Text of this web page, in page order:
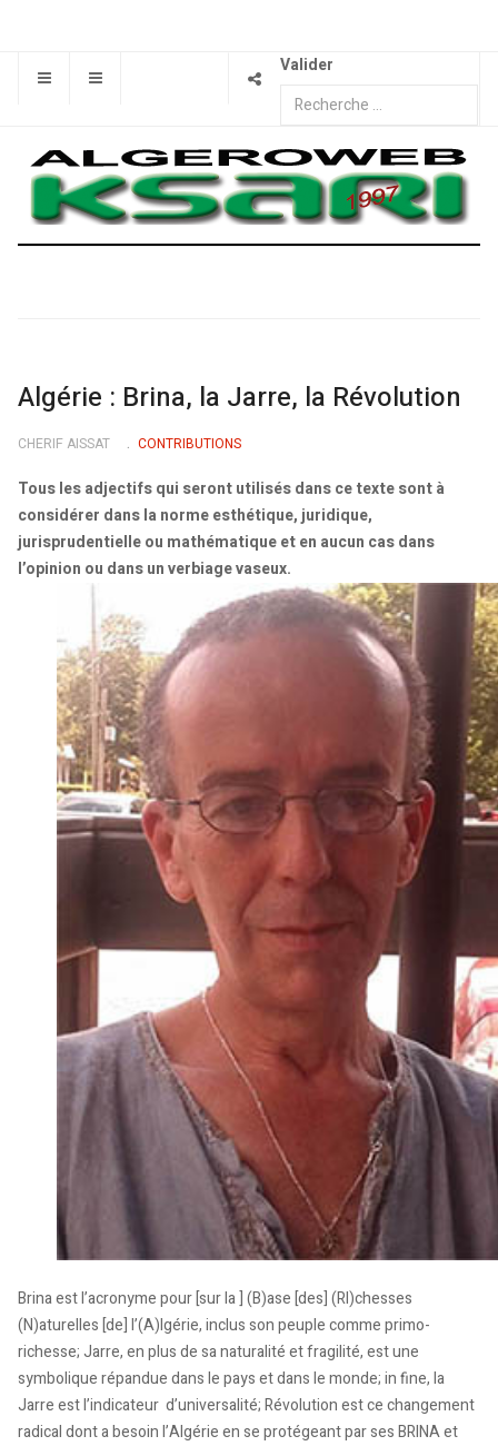
Valider
Algérie : Brina, la Jarre, la Révolution
CHERIF AISSAT CONTRIBUTIONS
Tous les adjectifs qui seront utilisés dans ce texte sont à
considérer dans la norme esthétique, juridique,
jurisprudentielle ou mathématique et en aucun cas dans
l’opinion ou dans un verbiage vaseux.
Brina est l’acronyme pour [sur la ] (B)ase [des] (RI)chesses
(N)aturelles [de] l’(A)lgérie, inclus son peuple comme primo-
richesse; Jarre, en plus de sa naturalité et fragilité, est une
symbolique répandue dans le pays et dans le monde; in fine, la
Jarre est l’indicateur d’universalité; Révolution est ce changement
radical dont a besoin l’Algérie en se protégeant par ses BRINA et